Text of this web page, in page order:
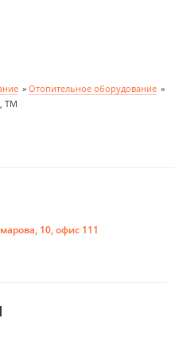
» Отопительное оборудование »
ТМ
10, офис 111